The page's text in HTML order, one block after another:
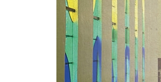
에필로그 282
‘남프랑스의 빛’ 여행 일정표 288
방문지 정보 290